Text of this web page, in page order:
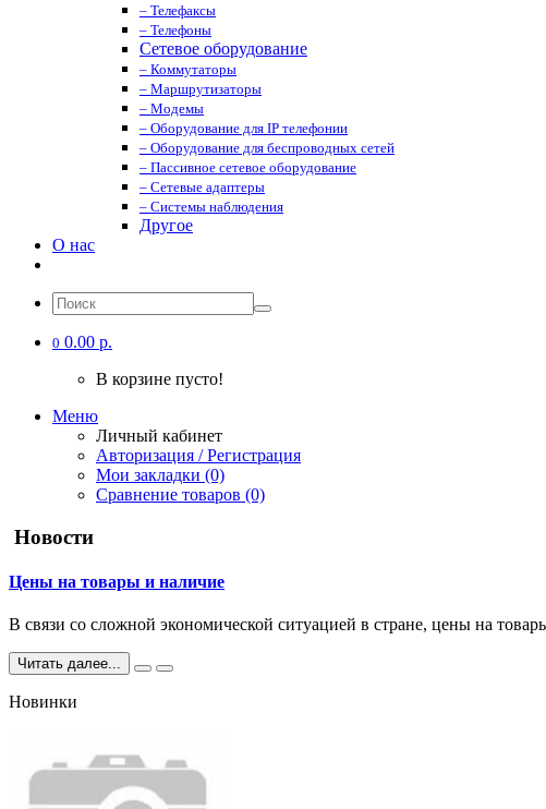
– Телефаксы
– Телефоны
Сетевое оборудование
– Коммутаторы
– Маршрутизаторы
– Модемы
– Оборудование для IP телефонии
– Оборудование для беспроводных сетей
– Пассивное сетевое оборудование
– Сетевые адаптеры
– Системы наблюдения
Другое
О нас
0 0.00 р.
В корзине пусто!
Меню
Личный кабинет
Авторизация / Регистрация
Мои закладки (0)
Сравнение товаров (0)
Новости
Цены на товары и наличие
В связи со сложной экономической ситуацией в стране, цены на
Читать далее...
Новинки